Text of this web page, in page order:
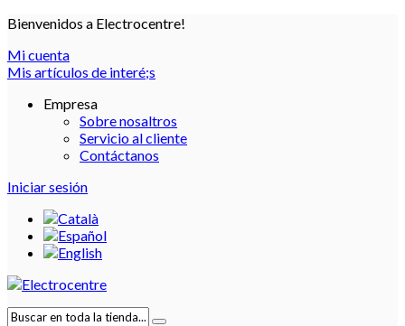
Bienvenidos a Electrocentre!
Mi cuenta
Mis artículos de interé;s
Empresa
Sobre nosaltros
Servicio al cliente
Contáctanos
Iniciar sesión